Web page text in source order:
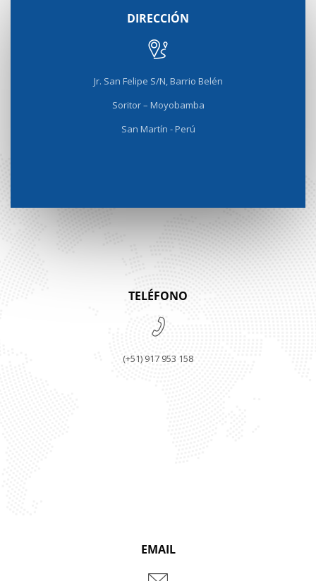
DIRECCIÓN
Jr. San Felipe S/N, Barrio Belén
Soritor – Moyobamba
San Martín - Perú
TELÉFONO
(+51) 917 953 158
EMAIL